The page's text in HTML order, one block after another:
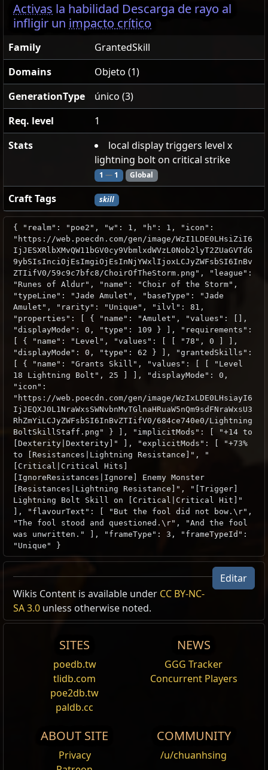
Activas la habilidad Descarga de rayo al
infligir un impacto crítico
Family
GrantedSkill
Domains
Objeto (1)
GenerationType
único (3)
Req. level
1
Stats
local display triggers level x
lightning bolt on critical strike
1 —1 Global
Craft Tags skill
{ "realm": "poe2", "w": 1, "h": 1, "icon":
"https://web.poecdn.com/gen/image/WzI1LDE0LHsiZiI6
IjJESXRlbXMvQW11bGV0cy9VbmlxdWVzL0Nob2lyT2ZUaGVTdG
9ybSIsInciOjEsImgiOjEsInNjYWxlIjoxLCJyZWFsbSI6InBv
ZTIifV0/59c9c7bfc8/ChoirOfTheStorm.png", "league":
"Runes of Aldur", "name": "Choir of the Storm",
"typeLine": "Jade Amulet", "baseType": "Jade
Amulet", "rarity": "Unique", "ilvl": 81,
"properties": [ { "name": "Amulet", "values": [],
"displayMode": 0, "type": 109 } ], "requirements":
[ { "name": "Level", "values": [ [ "78", 0 ] ],
"displayMode": 0, "type": 62 } ], "grantedSkills":
[ { "name": "Grants Skill", "values": [ [ "Level
18 Lightning Bolt", 25 ] ], "displayMode": 0,
"icon":
"https://web.poecdn.com/gen/image/WzIxLDE0LHsiayI6
IjJEQXJ0L1NraWxsSWNvbnMvTGlnaHRuaW5nQm9sdFNraWxsU3
RhZmYiLCJyZWFsbSI6InBvZTIifV0/684ce740e0/Lightning
BoltSkillStaff.png" } ], "implicitMods": [ "+14 to
[Dexterity|Dexterity]" ], "explicitMods": [ "+73%
to [Resistances|Lightning Resistance]", "
[Critical|Critical Hits]
[IgnoreResistances|Ignore] Enemy Monster
[Resistances|Lightning Resistance]", "[Trigger]
Lightning Bolt Skill on [Critical|Critical Hit]"
], "flavourText": [ "But the fool did not bow.\r",
"The fool stood and questioned.\r", "And the fool
was unwritten." ], "frameType": 3, "frameTypeId":
"Unique" }
Editar
Wikis Content is available under CC BY-NC-
SA 3.0 unless otherwise noted.
SITES
poedb.tw
tlidb.com
poe2db.tw
paldb.cc
NEWS
GGG Tracker
Concurrent Players
ABOUT SITE
Privacy
COMMUNITY
/u/chuanhsing